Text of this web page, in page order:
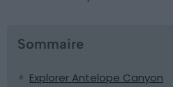
Sommaire
Explorer Antelope Canyon